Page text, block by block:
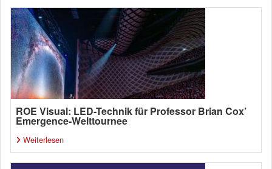
ROE Visual: LED-Technik für Professor Brian Cox’
Emergence-Welttournee
Weiterlesen